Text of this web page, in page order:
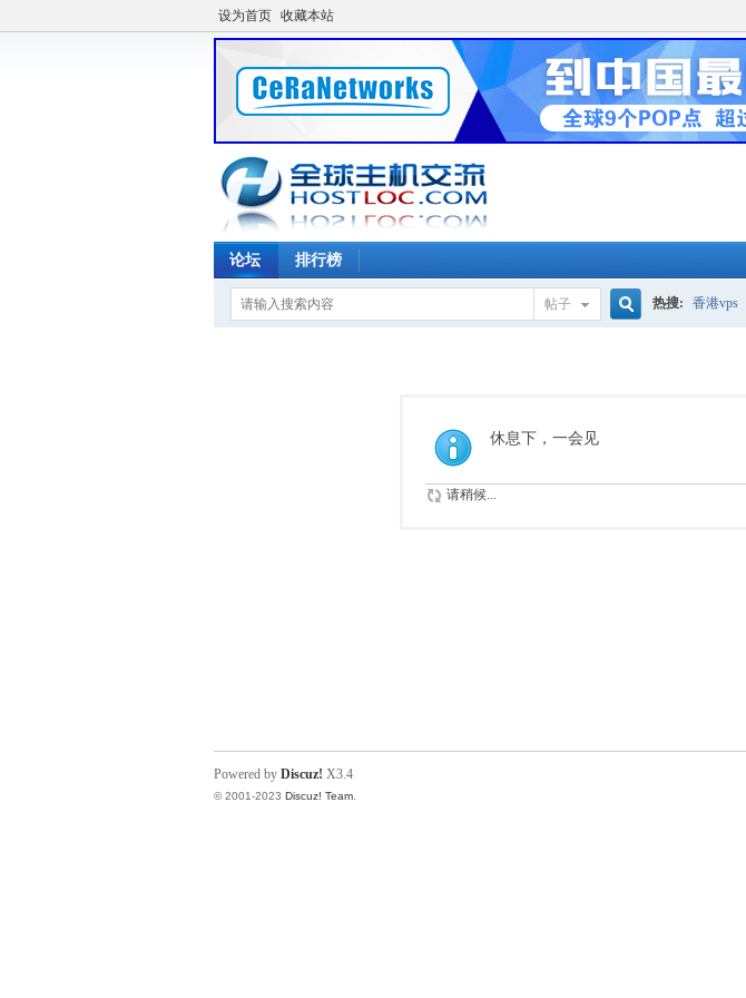
设为首页 收藏本站
论坛 排行榜
帖子 热搜: 香港vps
休息下，一会见
请稍候...
Powered by Discuz! X3.4
© 2001-2023 Discuz! Team